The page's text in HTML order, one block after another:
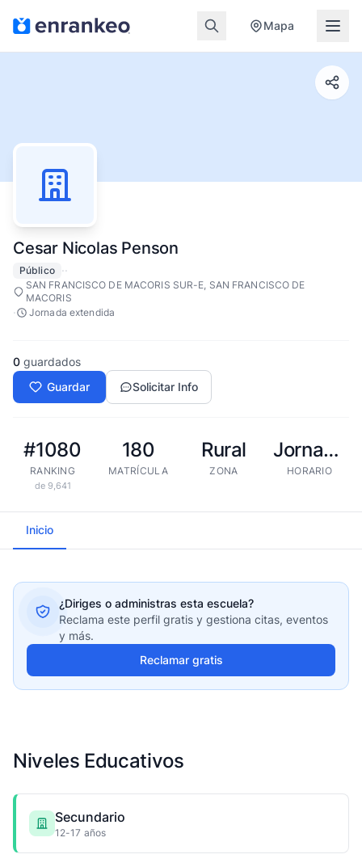
Mapa
Cesar Nicolas Penson
Público ··
SAN FRANCISCO DE MACORIS SUR-E, SAN FRANCISCO DE
MACORIS
· Jornada extendida
0 guardados
Guardar
Solicitar Info
#1080
RANKING
de 9,641
180
MATRÍCULA
Rural
ZONA
Jornada extendida
HORARIO
Inicio
¿Diriges o administras esta escuela?
Reclama este perfil gratis y gestiona citas, eventos
y más.
Reclamar gratis
Niveles Educativos
Secundario
12-17 años